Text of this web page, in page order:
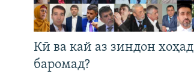
Кӣ ва кай аз зиндон хоҳад
баромад?